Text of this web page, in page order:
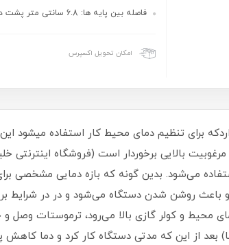
فاصله بین پایه ها: 6.8 سانتی متر پشت در پشت 4.2 سانتیمتر تو در تو
امکان تحویل اکسپرس
برای تنظیم دمای محیط کار استفاده میشود
بالایی برخوردار است (فروشگاه اینترنتی
می‌شود. بدین گونه که بازه دمایی
باعث روشن شدن دستگاه می‌شود و در در شرایط
محیط و کولر گازی بالا می‌رود، ترموستات
بعد از این که مدتی دستگاه کار کرد و دما